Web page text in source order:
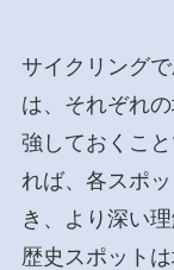
サイクリング
は、それぞれ
強しておくこ
れば、各スポ
き、より深い
歴史スポット